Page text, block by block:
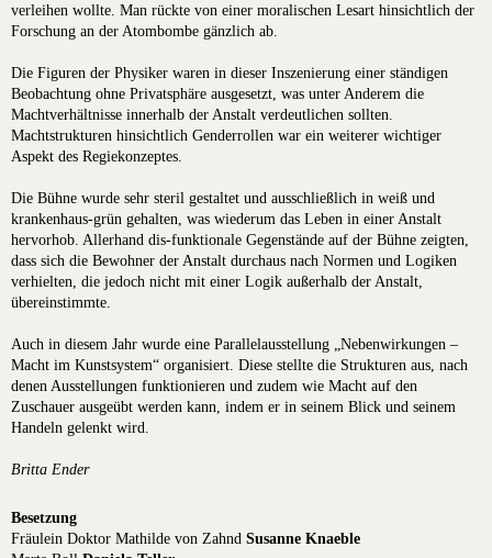
verleihen wollte. Man rückte von einer moralischen Lesart hinsichtlich der
Forschung an der Atombombe gänzlich ab.
Die Figuren der Physiker waren in dieser Inszenierung einer ständigen
Beobachtung ohne Privatsphäre ausgesetzt, was unter Anderem die
Machtverhältnisse innerhalb der Anstalt verdeutlichen sollten.
Machtstrukturen hinsichtlich Genderrollen war ein weiterer wichtiger
Aspekt des Regiekonzeptes.
Die Bühne wurde sehr steril gestaltet und ausschließlich in weiß und
krankenhaus-grün gehalten, was wiederum das Leben in einer Anstalt
hervorhob. Allerhand dis-funktionale Gegenstände auf der Bühne zeigten,
dass sich die Bewohner der Anstalt durchaus nach Normen und Logiken
verhielten, die jedoch nicht mit einer Logik außerhalb der Anstalt,
übereinstimmte.
Auch in diesem Jahr wurde eine Parallelausstellung „Nebenwirkungen –
Macht im Kunstsystem“ organisiert. Diese stellte die Strukturen aus, nach
denen Ausstellungen funktionieren und zudem wie Macht auf den
Zuschauer ausgeübt werden kann, indem er in seinem Blick und seinem
Handeln gelenkt wird.
Britta Ender
Besetzung
Fräulein Doktor Mathilde von Zahnd Susanne Knaeble